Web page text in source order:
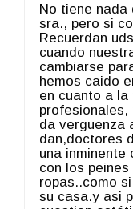
No tiene
sra., pero si
Recuerdan
cuando
cambiarse
hemos caido
en cuanto a
profesionales,
da verguenza
dan,doctores
una
con los
ropas..como
su casa.y asi